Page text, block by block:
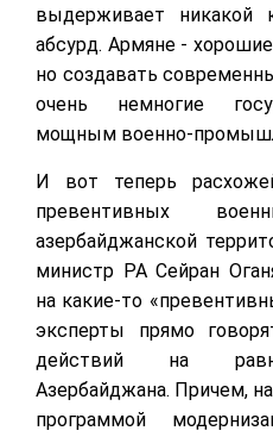
выдерживает никакой
абсурд. Армяне -
но создавать
очень немногие
мощным военно-
И вот теперь
превентивных
азербайджанской
министр РА Сейран
на какие-то
эксперты прямо
действий на
Азербайджана. Причем,
программой